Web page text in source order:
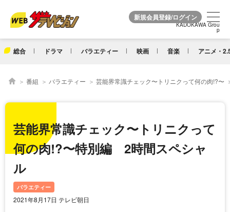
KADOKAWA Grou
p
総合 ドラマ バラエティー 映画 音楽 アニメ・
KADOKAWA Grou
p
番組 バラエティー 芸能界常識チェック〜トリニクって何の肉!?〜
芸能界常識チェック〜トリニクって
何の肉!?〜特別編 2時間スペシャ
ル
バラエティー
2021年8月17日 テレビ朝日